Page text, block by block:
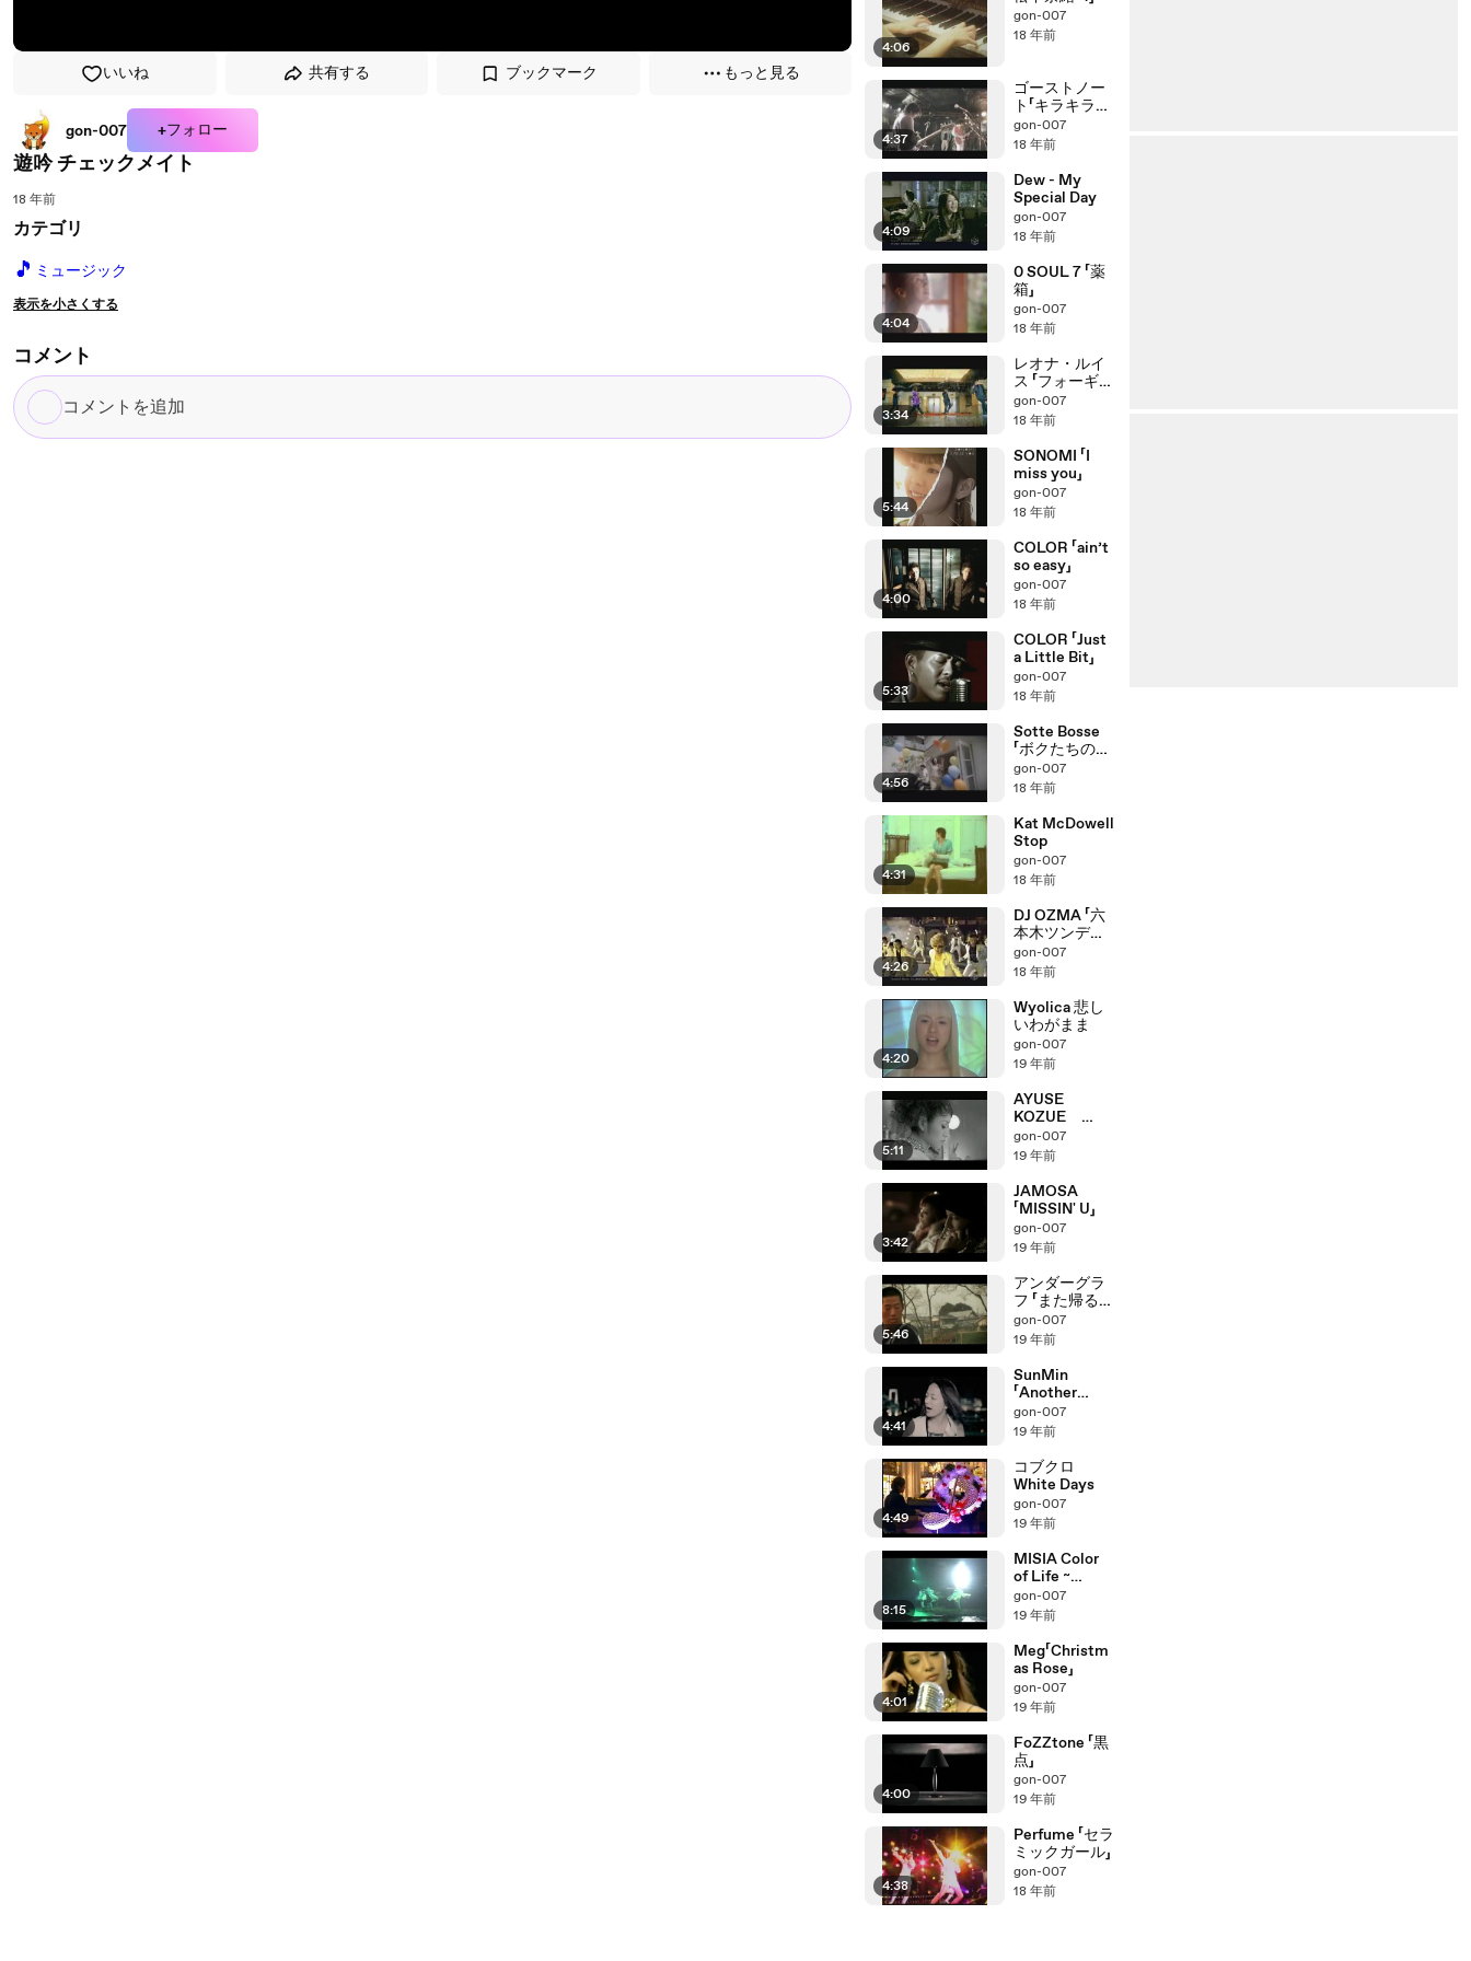
いいね 共有する ブックマーク もっと見る
gon-007 +フォロー
遊吟 チェックメイト
18 年前
カテゴリ
🎵 ミュージック
表示を小さくする
コメント
コ
メ
4:06
gon-007
18 年前
4:37
ゴーストノー
ト「キラキラキ
ラ」
gon-007
18 年前
4:09
Dew - My
Special Day
gon-007
18 年前
4:04
0 SOUL 7 「薬
箱」
gon-007
18 年前
3:34
レオナ・ルイ
ス 「フォーギ
ブ・ミー」
gon-007
18 年前
5:44
SONOMI 「I
miss you」
gon-007
18 年前
4:00
COLOR 「ain’t
so easy」
gon-007
18 年前
5:33
COLOR 「Just
a Little Bit」
gon-007
18 年前
4:56
Sotte Bosse
「ボクたちのう
た」
gon-007
18 年前
4:31
Kat McDowell
Stop
gon-007
18 年前
4:26
DJ OZMA 「六
本木ツンデレ
ラ」
gon-007
18 年前
4:20
Wyolica 悲し
いわがまま
gon-007
19 年前
5:11
AYUSE
KOZUE
「ONE」
gon-007
19 年前
3:42
JAMOSA
「MISSIN' U」
gon-007
19 年前
5:46
アンダーグラ
フ 「また帰るか
ら」
gon-007
19 年前
4:41
SunMin
「Another
wish」
gon-007
19 年前
4:49
コブクロ
White Days
gon-007
19 年前
8:15
MISIA Color
of Life ~
SHININ
gon-007
19 年前
4:01
Meg「Christm
as Rose」
gon-007
19 年前
4:00
FoZZtone 「黒
点」
gon-007
19 年前
4:38
Perfume 「セラ
ミックガール」
gon-007
18 年前